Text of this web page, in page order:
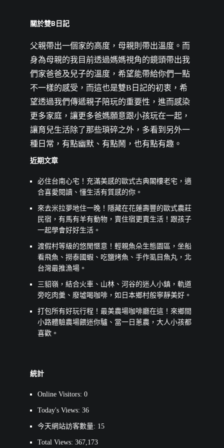
關於雙B日記
父親帶出一個家的高度，母親則帶出溫度。而
身為母親的我目前透過媽媽視角的鏡頭帶出我
們家爸爸及兒子的溫度，希望能帶給你們一點
不一樣的感受，而這也是雙B日記的初衷，希
望透過我們傳遞親子陪玩的重要性，進而感染
更多家庭，讓更多爸媽願意跟小孩玩在一起，
讓育兒生活除了那些瑣碎之外，多看到另外一
種日常，有點幽默、有點鬧，也有點有趣。
近期文章
必住台南心宅！充滿美感的歐式古典閣樓老宅，適
合喜愛閱讀、懂生活有質感的你。
來去米拉夢地住一晚！隱藏在花蓮壽豐的歐式農莊
民宿，有馬有羊有動物，賣住宿更賣生活！跟孩子
一起學會好好生活。
渡假村等級的悠閒愜意！輕親魚朵生態園區，坐船
看飛魚、撈泰國蝦、吃鹽烤魚、手作虱目魚丸，北
台灣最推漁場。
三貂嶺，結合火車、山林、河谷的迷人小鎮，軌道
旁吃肉羹、廢墟喝咖啡，如日本鄉村般寧靜美好。
打包所有好玩行程！最美農場咖啡廳在這！來鄉間
小路體驗農場餵迷你驢、當一日蔥農，大人小孩都
喜歡。
統計
Online Visitors: 0
Today's Views: 36
今天網站訪客數量: 15
Total Views: 367,173